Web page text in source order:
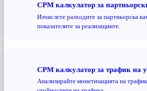
CPM калкулатор за
Изчислете разходите за партньорска
показателите за реализациите.
CPM калкулатор за трафик на
Анализирайте монетизацията на